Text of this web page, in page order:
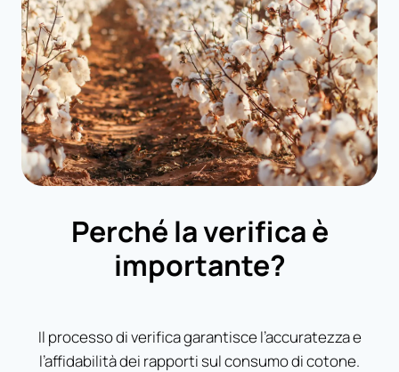
Perché la verifica è
importante?
Il processo di verifica garantisce l’accuratezza e
l’affidabilità dei rapporti sul consumo di cotone.